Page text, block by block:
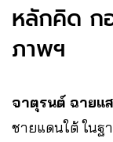
หลักคิด ก
ภาพฯ
จาตุรนต์ ฉายแ
ชายแดนใต้ ในฐ